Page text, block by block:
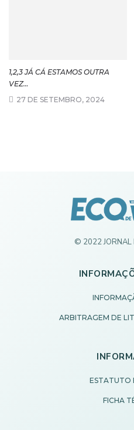
1,2,3 JÁ CÁ ESTAMOS OUTRA
VEZ…
27 DE SETEMBRO, 2024
© 2022 JORNAL
ARBITRAGEM DE
ESTATUTO
FICHA